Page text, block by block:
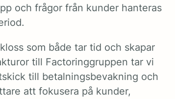
och frågor från kunder hanteras
som både tar tid och skapar
till Factoringgruppen tar vi
till betalningsbevakning och
att fokusera på kunder,